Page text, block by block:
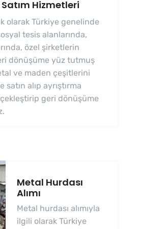
Hizmetleri
olarak Türkiye genelinde
tesis alanlarında,
özel şirketlerin
dönüşüme yüz tutmuş
ve maden çeşitlerini
alıp ayrıştırma
geri dönüşüme
Metal Hurdası
Alımı
Metal hurdası alımıyla
ilgili olarak Türkiye